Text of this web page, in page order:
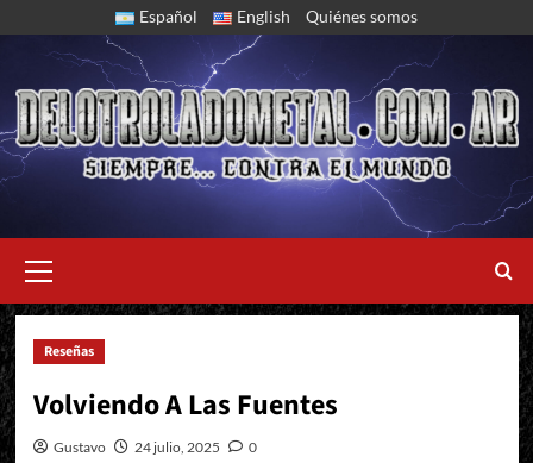
Español English Quiénes somos
Menu
Reseñas
Volviendo A Las Fuentes
Gustavo 24 julio, 2025 0